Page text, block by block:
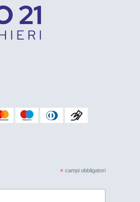
*campi obbligatori